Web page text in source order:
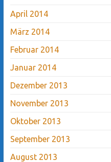
April 2014
März 2014
Februar 2014
Januar 2014
Dezember 2013
November 2013
Oktober 2013
September 2013
August 2013